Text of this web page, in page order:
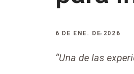
6 DE ENE. DE 2026
“Una de las